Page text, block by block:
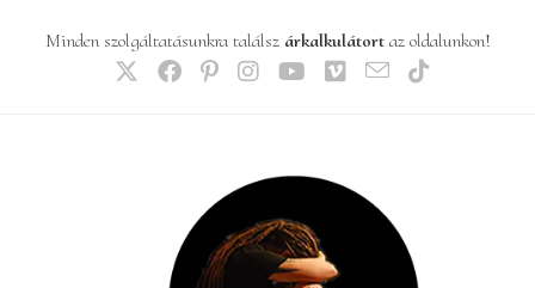
Minden szolgáltatásunkra találsz árkalkulátortaz oldalunkon!